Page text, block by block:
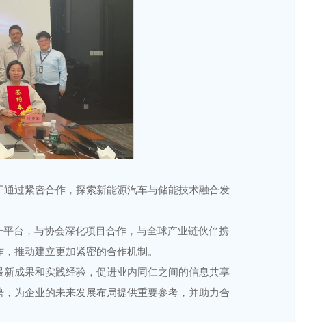
过紧密合作，探索新能源汽车与储能技术融合发
台，与协会深化项目合作，与全球产业链伙伴携
推动建立更加紧密的合作机制。
成果和实践经验，促进业内同仁之间的信息共享
为企业的未来发展布局提供重要参考，并助力合